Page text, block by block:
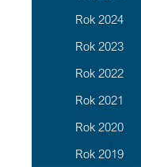
Rok 2024
Rok 2023
Rok 2022
Rok 2021
Rok 2020
Rok 2019